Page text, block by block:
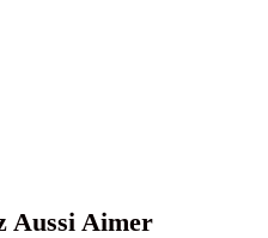
Aussi Aimer